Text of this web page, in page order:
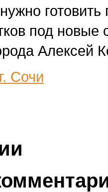
под новые
Алексей
Сочи